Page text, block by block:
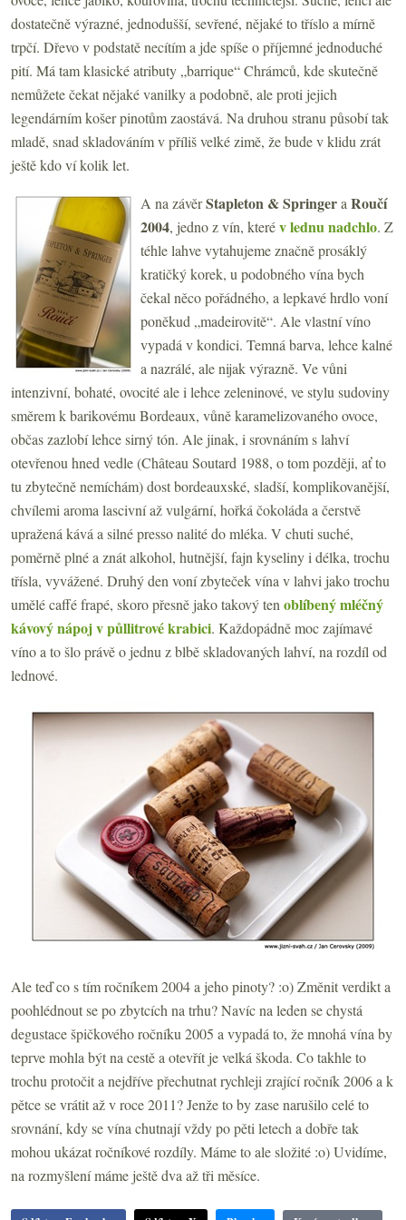
dostatečně výrazné, jednodušší, sevřené, nějaké to tříslo a mírně
trpčí. Dřevo v podstatě necítím a jde spíše o příjemné jednoduché
pití. Má tam klasické atributy „barrique“ Chrámců, kde skutečně
nemůžete čekat nějaké vanilky a podobně, ale proti jejich
legendárním košer pinotům zaostává. Na druhou stranu působí tak
mladě, snad skladováním v příliš velké zimě, že bude v klidu zrát
ještě kdo ví kolik let.
A na závěrStapleton & Springera Roučí
2004, jedno z vín, kterév lednu nadchlo. Z
téhle lahve vytahujeme značně prosáklý
kratičký korek, u podobného vína bych
čekal něco pořádného, a lepkavé hrdlo voní
poněkud „madeirovitě“. Ale vlastní víno
vypadá v kondici. Temná barva, lehce kalné
a nazrálé, ale nijak výrazně. Ve vůni
intenzivní, bohaté, ovocité ale i lehce zeleninové, ve stylu sudoviny
směrem k barikovému Bordeaux, vůně karamelizovaného ovoce,
občas zazlobí lehce sirný tón. Ale jinak, i srovnáním s lahví
otevřenou hned vedle (Château Soutard 1988, o tom později, ať to
tu zbytečně nemíchám) dost bordeauxské, sladší, komplikovanější,
chvílemi aroma lascivní až vulgární, hořká čokoláda a čerstvě
upražená kává a silné presso nalité do mléka. V chuti suché,
poměrně plné a znát alkohol, hutnější, fajn kyseliny i délka, trochu
třísla, vyvážené. Druhý den voní zbyteček vína v lahvi jako trochu
umělé caffé frapé, skoro přesně jako takový ten oblíbený mléčný
kávový nápoj v půllitrové krabici. Každopádně moc zajímavé
víno a to šlo právě o jednu z blbě skladovaných lahví, na rozdíl od
lednové.
Ale teď co s tím ročníkem 2004 a jeho pinoty? :o) Změnit verdikt a
poohlédnout se po zbytcích na trhu? Navíc na leden se chystá
degustace špičkového ročníku 2005 a vypadá to, že mnohá vína by
teprve mohla být na cestě a otevřít je velká škoda. Co takhle to
trochu protočit a nejdříve přechutnat rychleji zrající ročník 2006 a k
pětce se vrátit až v roce 2011? Jenže to by zase narušilo celé to
srovnání, kdy se vína chutnají vždy po pěti letech a dobře tak
mohou ukázat ročníkové rozdíly. Máme to ale složité :o) Uvidíme,
na rozmyšlení máme ještě dva až tři měsíce.